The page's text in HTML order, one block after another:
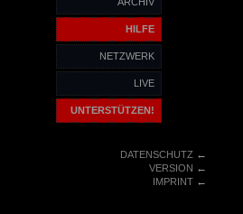
HILFE
NETZWERK
LIVE
UNTERSTÜTZEN!
DATENSCHUTZ←
VERSION ←
IMPRINT←